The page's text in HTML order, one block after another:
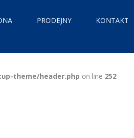
PRODEJNY KONTAKT
theme/header.php on line 252